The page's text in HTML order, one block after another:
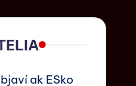
ak ESko